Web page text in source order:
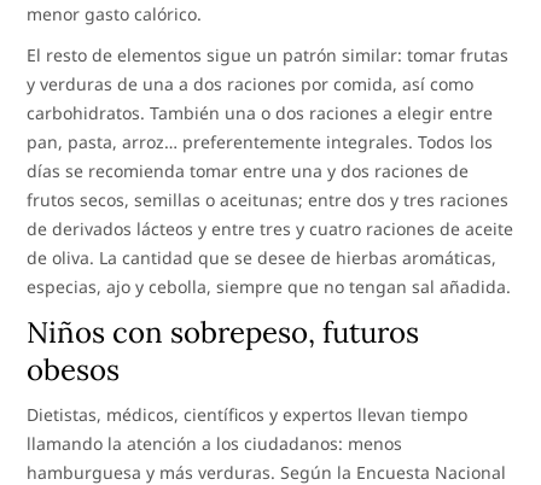
menor gasto calórico.
El resto de elementos sigue un patrón similar: tomar frutas
y verduras de una a dos raciones por comida, así como
carbohidratos. También una o dos raciones a elegir entre
pan, pasta, arroz… preferentemente integrales. Todos los
días se recomienda tomar entre una y dos raciones de
frutos secos, semillas o aceitunas; entre dos y tres raciones
de derivados lácteos y entre tres y cuatro raciones de aceite
de oliva. La cantidad que se desee de hierbas aromáticas,
especias, ajo y cebolla, siempre que no tengan sal añadida.
Niños con sobrepeso, futuros
obesos
Dietistas, médicos, científicos y expertos llevan tiempo
llamando la atención a los ciudadanos: menos
hamburguesa y más verduras. Según la Encuesta Nacional